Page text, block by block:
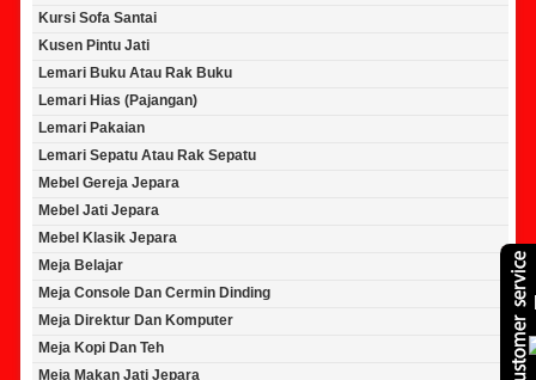
Kursi Sofa Santai
Kusen Pintu Jati
Lemari Buku Atau Rak Buku
Lemari Hias (Pajangan)
Lemari Pakaian
Lemari Sepatu Atau Rak Sepatu
Mebel Gereja Jepara
Mebel Jati Jepara
Mebel Klasik Jepara
Meja Belajar
Meja Console Dan Cermin Dinding
Meja Direktur Dan Komputer
Meja Kopi Dan Teh
Meja Makan Jati Jepara